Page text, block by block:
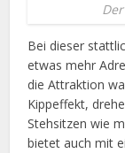
Bei dieser
etwas mehr
die Attraktion
Kippeffekt,
Stehsitzen wie
bietet auch mit